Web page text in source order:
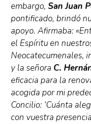
embargo,San Juan
pontificado, brindó
apoyo. Afirmaba: «
el Espíritu en
Neocatecumenales,
y la señora C.
eficacia para la
acogida por mi
Concilio: ‘Cuánta
con vuestra